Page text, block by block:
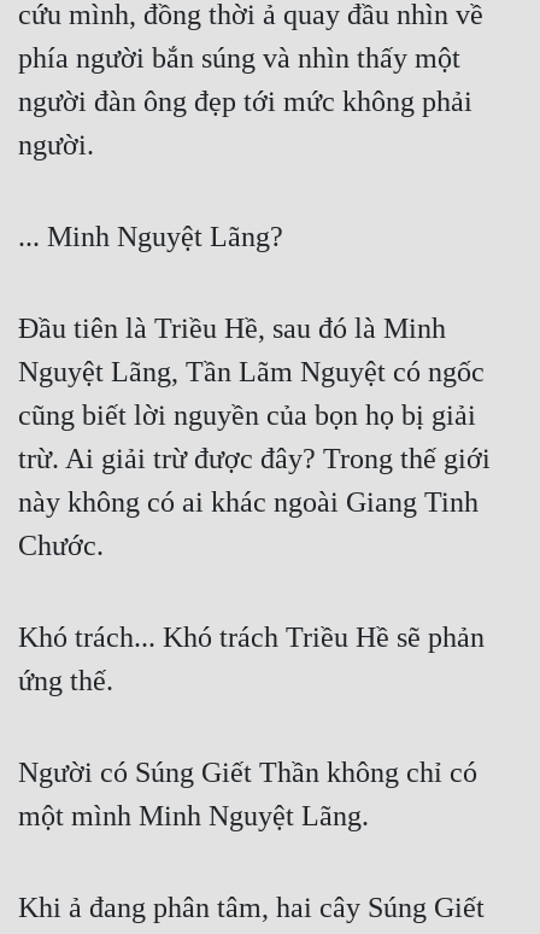
cứu mình, đồng thời ả quay đầu nhìn về
phía người bắn súng và nhìn thấy một
người đàn ông đẹp tới mức không phải
người.
... Minh Nguyệt Lãng?
Đầu tiên là Triều Hề, sau đó là Minh
Nguyệt Lãng, Tần Lãm Nguyệt có ngốc
cũng biết lời nguyền của bọn họ bị giải
trừ. Ai giải trừ được đây? Trong thế giới
này không có ai khác ngoài Giang Tinh
Chước.
Khó trách... Khó trách Triều Hề sẽ phản
ứng thế.
Người có Súng Giết Thần không chỉ có
một mình Minh Nguyệt Lãng.
Khi ả đang phân tâm, hai cây Súng Giết